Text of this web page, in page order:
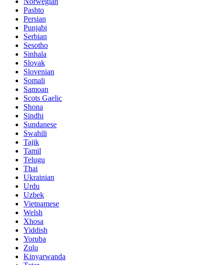
Pashto
Persian
Punjabi
Serbian
Sesotho
Sinhala
Slovak
Slovenian
Somali
Samoan
Scots Gaelic
Shona
Sindhi
Sundanese
Swahili
Tajik
Tamil
Telugu
Thai
Ukrainian
Urdu
Uzbek
Vietnamese
Welsh
Xhosa
Yiddish
Yoruba
Zulu
Kinyarwanda